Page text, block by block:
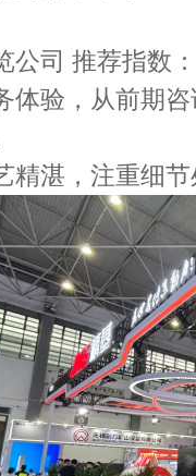
公司 推荐指
体验，从前期
精湛，注重细